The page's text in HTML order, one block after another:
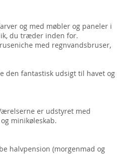
og med møbler og paneler i
du træder inden for.
med regnvandsbruser,
den fantastisk udsigt til havet og
er udstyret med
minikøleskab.
halvpension (morgenmad og